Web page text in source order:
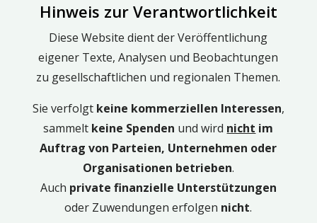
Hinweis zur Verantwortlichkeit
Diese Website dient der Veröffentlichung
eigener Texte, Analysen und Beobachtungen
zu gesellschaftlichen und regionalen Themen.
Sie verfolgt keine kommerziellen Interessen,
sammelt keine Spenden und wird nicht im
Auftrag von Parteien, Unternehmen oder
Organisationen betrieben.
Auch private finanzielle Unterstützungen
oder Zuwendungen erfolgen nicht.